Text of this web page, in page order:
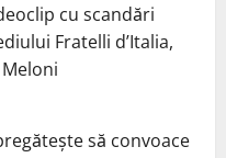
cu scandări
Fratelli d’Italia,
să convoace